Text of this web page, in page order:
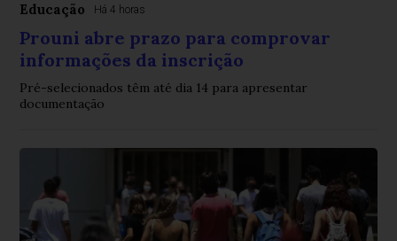
Educação Há 4 horas
Prouni abre prazo para comprovar
informações da inscrição
Pré-selecionados têm até dia 14 para apresentar
documentação